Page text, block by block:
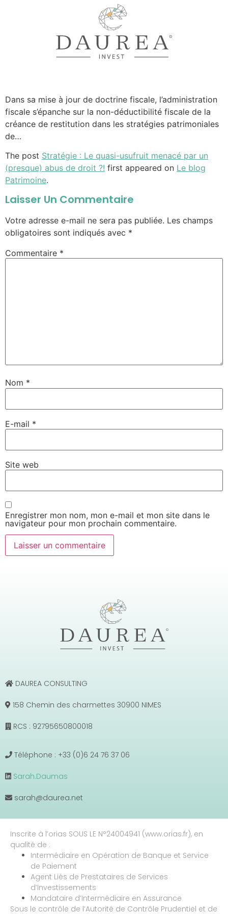
Dans sa mise à jour de doctrine fiscale, l’administration
fiscale s’épanche sur la non-déductibilité fiscale de la
créance de restitution dans les stratégies patrimoniales
de…
The post Stratégie : Le quasi-usufruit menacé par un
(presque) abus de droit ?! first appeared on Le blog
Patrimoine.
Laisser Un Commentaire
Votre adresse e-mail ne sera pas publiée. Les champs
obligatoires sont indiqués avec *
Commentaire *
Nom *
E-mail *
Site web
Enregistrer mon nom, mon e-mail et mon site dans le
navigateur pour mon prochain commentaire.
DAUREA CONSULTING
158 Chemin des charmettes 30900 NIMES
RCS : 92795650800018
Téléphone : +33 (0)6 24 76 37 06
Sarah.Daumas
sarah@daurea.net
Inscrite à l’orias SOUS LE N°24004941 (www.orias.fr), en
qualité de :
Intermédiaire en Opération de Banque et Service
de Paiement
Agent Liés de Prestataires de Services
d’Investissements
Mandataire d’Intermédiaire en Assurance
Sous le contrôle de l’Autorité de Contrôle Prudentiel et de